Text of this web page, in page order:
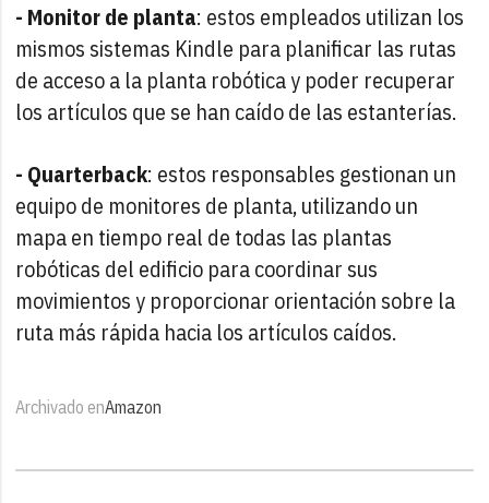
- Monitor de planta: estos empleados utilizan los
mismos sistemas Kindle para planificar las rutas
de acceso a la planta robótica y poder recuperar
los artículos que se han caído de las estanterías.
- Quarterback: estos responsables gestionan un
equipo de monitores de planta, utilizando un
mapa en tiempo real de todas las plantas
robóticas del edificio para coordinar sus
movimientos y proporcionar orientación sobre la
ruta más rápida hacia los artículos caídos.
Archivado enAmazon